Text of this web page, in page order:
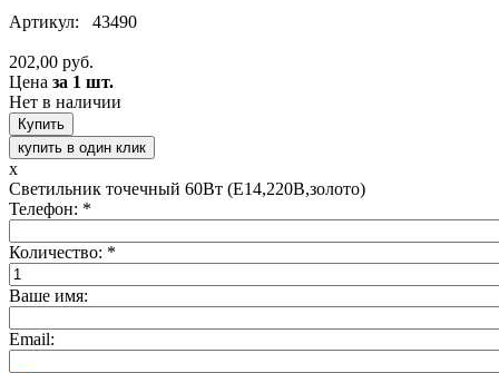
Артикул: 43490
202,00 руб.
Цена за 1 шт.
Нет в наличии
купить в один клик
x
Светильник точечный 60Вт (E14,220В,золото)
Телефон: *
Количество: *
Ваше имя:
Email: